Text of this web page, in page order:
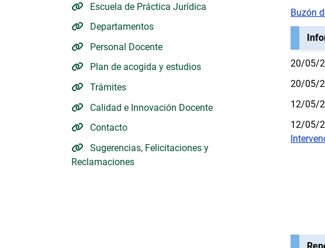
Escuela de Práctica Jurídica
Departamentos
Personal Docente
Plan de acogida y estudios
Trámites
Calidad e Innovación Docente
Contacto
Sugerencias, Felicitaciones y
Reclamaciones
Buzón
20/05/
20/05/
12/05/
12/05/